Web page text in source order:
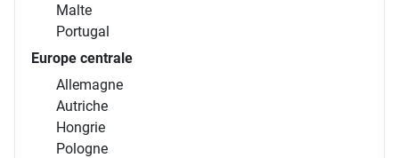
Malte
Portugal
Europe centrale
Allemagne
Autriche
Hongrie
Pologne